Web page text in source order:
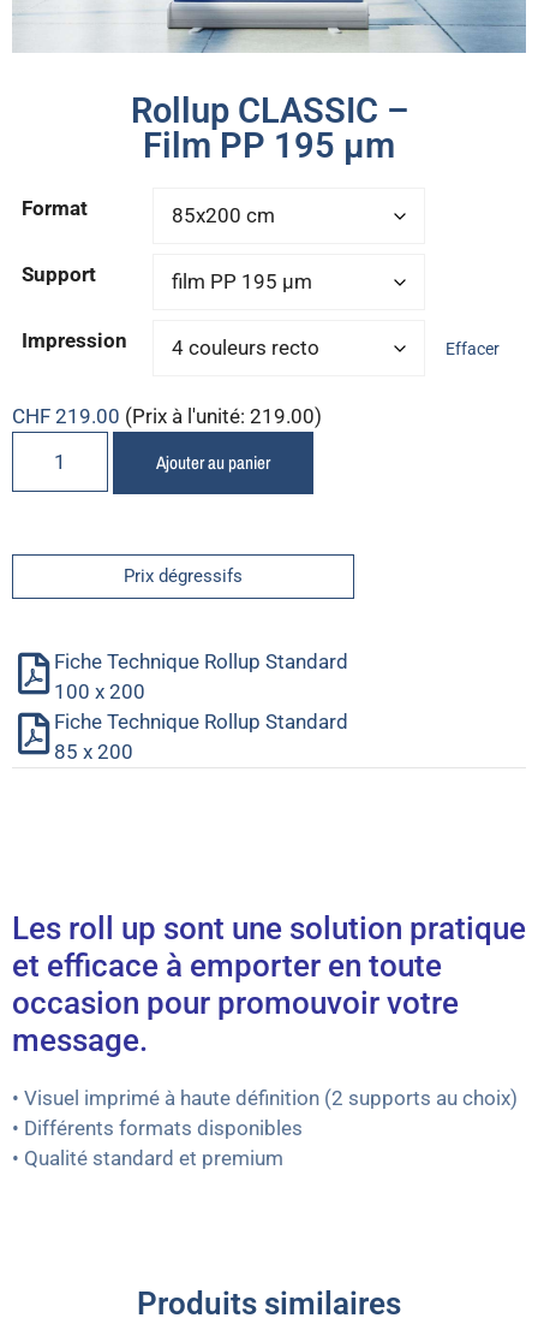
Rollup CLASSIC –
Film PP 195 μm
Format
Support
Impression Effacer
CHF 219.00 (Prix à l'unité: 219.00)
Ajouter au panier
Prix dégressifs
Fiche Technique Rollup Standard
100 x 200
Fiche Technique Rollup Standard
85 x 200
Les roll up sont une solution pratique
et efficace à emporter en toute
occasion pour promouvoir votre
message.
• Visuel imprimé à haute définition (2 supports au choix)
• Différents formats disponibles
• Qualité standard et premium
Produits similaires